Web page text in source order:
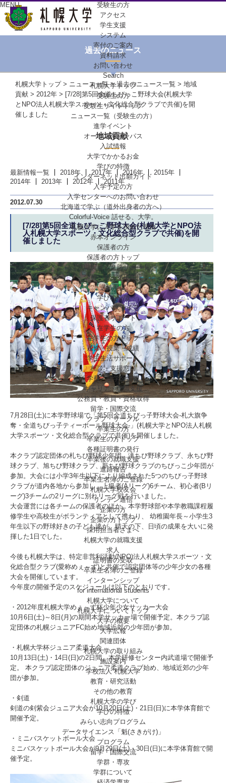
MENU
受験生の方
アクセス
学生支援
システム
寄付のご案内
資料請求
お問い合わせ
Search
札幌大学トップ
受験生の方
受験生サイトトップ
ニュース一覧（受験生の方）
進学イベント
オープンキャンパス
入試情報
大学でかかるお金
学びの特徴
インターネット出願ガイド
入学予定の方
入学センターへのお問い合わせ
北海道で学ぶ（道外出身者の方へ）
Colorful-Voice 話せる、大学。
札幌大学に入学を決めた理由
赤本オンライン
保護者の方
保護者の方トップ
就職実績・進路サポート
学費・経済支援制度
選抜制度
学びの特徴
キャンパスライフ
保護者サポート
在学生の方
在学生の方トップ
履修・授業・成績
学生生活サポート
相談・支援窓口
学費・奨学金情報
キャリア・就職支援
公務員・教員・資格取得
留学・国際交流
クラブ・サークル
卒業生の方
卒業生の方トップ
各種証明書の発行
卒業後の就職支援
進路報告
卒業生名簿のご登録
札幌大学校友会
リンデン通信
企業の方
企業の方トップ
採用担当者さまへ
札幌大学の就職支援
求人
証明書の受取
卒業生名簿のご登録
インターンシップ
for international students
札幌大学について
札幌大学についてトップ
大学の概要
大学広報
関連団体
札幌大学の取り組み
施設案内
学校法人 札幌大学
教育・研究活動
その他の教育
札幌大学の学び
学びの特徴
みらい志向プログラム
データサイエンス「魁(さきがけ)」
プログラム
留学・国際交流
学群・専攻
学群について
過去のニュース
札幌大学トップ> ニュース一覧>過去のニュース一覧 > 地域
貢献 > 2012年 > [7/28]第5回全道ちびっこ野球大会(札幌大学
とNPO法人札幌大学スポーツ・文化総合型クラブで共催)を開
催しました
地域貢献
最新情報一覧 2018年 2017年 2016年
2015年
2014年
2013年 2012年 2011年
2012.07.30
[7/28]第5回全道ちびっこ野球大会(札幌大学とNPO法
人札幌大学スポーツ・文化総合型クラブで共催)を開
催しました
7月28日(土)に本学野球場で「第5回全道ちびっ子野球大会-札大旗争
奪・全道ちびっ子ティーポール野球大会-」(札幌大学とNPO法人札幌
大学スポーツ・文化総合型クラブで共催)を開催しました。
本クラブ認定団体の札ちび野球少年団、滝ちび野球クラブ、永ちび野
球クラブ、旭ちび野球クラブ、新ちび野球クラブのちびっこ少年団が
参加。大会には小学3年生以下により編成された5つのちびっ子野球
クラブが道内各地から参加し、上級者(Aリーグ)6チーム、初心者(Bリ
ーグ)3チームの2リーグに別れリーグ戦を行いました。
大会運営には各チームの保護者のほか、本学野球部や本学教職課程履
修学生や高校生がボランティアとして携わり、 幼稚園年長～小学生3
年生以下の野球好きの子ども達が、晴天の下、日頃の成果を大いに発
揮した1日でした。
今後も札幌大学は、特定非営利活動(NPO)法人札幌大学スポーツ・文
化総合型クラブ(愛称めぇ～ず)と共催で認定団体等の少年少女の各種
大会を開催しています。
今年度の開催予定のスケジュールは以下のとおりです。
・2012年度札幌大学めぇ～ず杯少年少女サッカー大会
10月6日(土)～8日(月)の期間本学サッカー場で開催予定。本クラブ認
定団体の札幌ジュニアFC始め地域近郊の少年団が参加。
・札幌大学杯ジュニア柔道大会
10月13日(土)・14日(日)の2日間、本学研修センター内武道場で開催予
定。 本クラブ認定団体のジュニア柔道クラブ始め、地域近郊の少年
団が参加。
・剣道
剣道の剣紫会ジュニア大会が10月20日(土)・21日(日)に本学体育館で
開催予定。
・ミニバスケットボール大会
ミニバスケットボール大会が9月29日(土)・30日(日)に本学体育館で開
催予定。